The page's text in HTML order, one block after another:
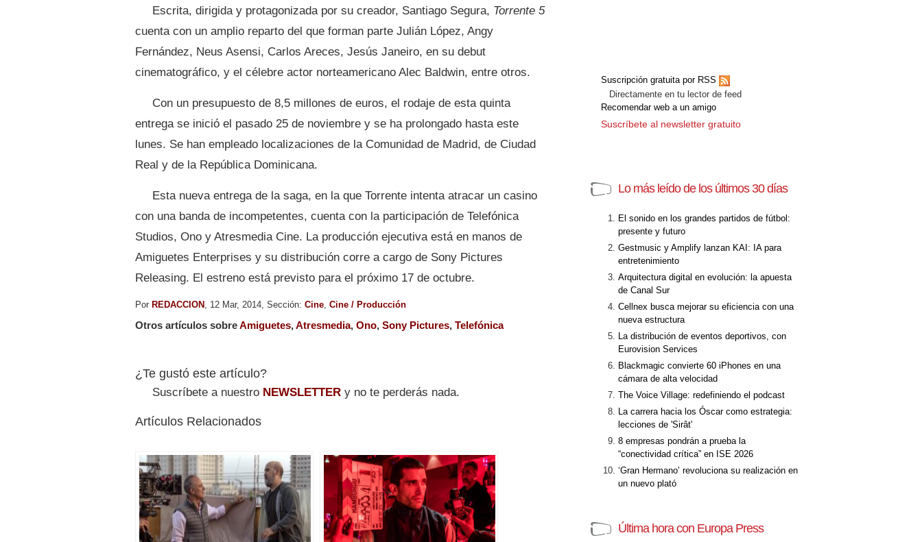
Escrita, dirigida y protagonizada por su creador, Santiago Segura, Torrente 5
cuenta con un amplio reparto del que forman parte Julián López, Angy
Fernández, Neus Asensi, Carlos Areces, Jesús Janeiro, en su debut
cinematográfico, y el célebre actor norteamericano Alec Baldwin, entre otros.
Con un presupuesto de 8,5 millones de euros, el rodaje de esta quinta
entrega se inició el pasado 25 de noviembre y se ha prolongado hasta este
lunes. Se han empleado localizaciones de la Comunidad de Madrid, de Ciudad
Real y de la República Dominicana.
Esta nueva entrega de la saga, en la que Torrente intenta atracar un casino
con una banda de incompetentes, cuenta con la participación de Telefónica
Studios, Ono y Atresmedia Cine. La producción ejecutiva está en manos de
Amiguetes Enterprises y su distribución corre a cargo de Sony Pictures
Releasing. El estreno está previsto para el próximo 17 de octubre.
Por REDACCION , 12 Mar, 2014, Sección: Cine Cine / Producción
Otros artículos sobreAmiguetes,Atresmedia, Ono, Sony Pictures, Telefónica
¿Te gustó este artículo?
Suscríbete a nuestro NEWSLETTER y no te perderás nada.
Artículos Relacionados
Suscripción gratuita por RSS
Directamente en tu lector de feed
Recomendar web a un amigo
Suscríbete al newsletter gratuito
Lo más leído de los últimos 30 días
El sonido en los grandes partidos de fútbol:
presente y futuro
Gestmusic y Amplify lanzan KAI: IA para
entretenimiento
Arquitectura digital en evolución: la apuesta
de Canal Sur
Cellnex busca mejorar su eficiencia con una
nueva estructura
La distribución de eventos deportivos, con
Eurovision Services
Blackmagic convierte 60 iPhones en una
cámara de alta velocidad
The Voice Village: redefiniendo el podcast
La carrera hacia los Óscar como estrategia:
lecciones de 'Sirât'
8 empresas pondrán a prueba la
“conectividad crítica” en ISE 2026
‘Gran Hermano’ revoluciona su realización en
un nuevo plató
Última hora con Europa Press